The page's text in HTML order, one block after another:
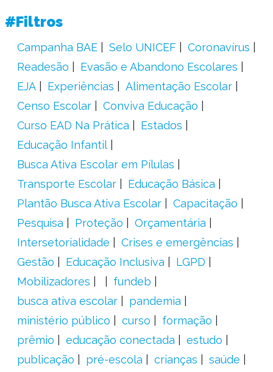
#Filtros
Campanha BAE Selo UNICEF
Coronavírus
Readesão
Evasão e Abandono Escolares
EJA
Experiências
Alimentação Escolar
Censo Escolar
Conviva Educação
Curso EAD Na Prática
Estados
Educação Infantil
Busca Ativa Escolar em Pílulas
Transporte Escolar
Educação Básica
Plantão Busca Ativa Escolar
Capacitação
Pesquisa
Proteção
Orçamentária
Intersetorialidade
Crises e emergências
Gestão
Educação Inclusiva
LGPD
Mobilizadores
fundeb
busca ativa escolar
pandemia
ministério público
curso
formação
prêmio
educação conectada
estudo
publicação
pré-escola crianças
saúde